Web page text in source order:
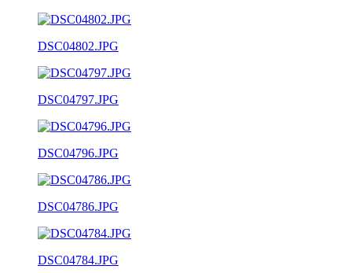
DSC04802.JPG
DSC04797.JPG
DSC04796.JPG
DSC04786.JPG
DSC04784.JPG